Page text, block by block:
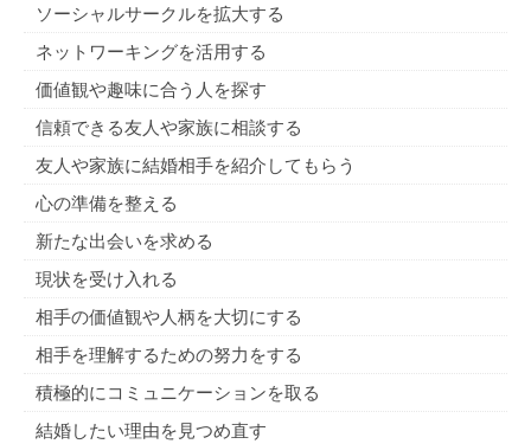
ソーシャルサークルを拡大する
ネットワーキングを活用する
価値観や趣味に合う人を探す
信頼できる友人や家族に相談する
友人や家族に結婚相手を紹介してもらう
心の準備を整える
新たな出会いを求める
現状を受け入れる
相手の価値観や人柄を大切にする
相手を理解するための努力をする
積極的にコミュニケーションを取る
結婚したい理由を見つめ直す